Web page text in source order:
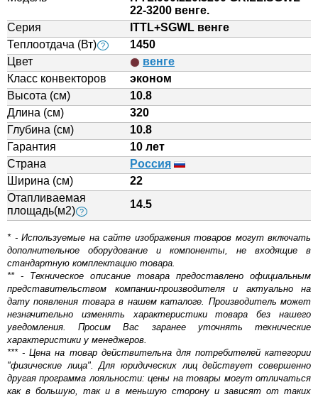
22-3200 венге.
Серия
ITTL+SGWL венге
Теплоотдача (Вт) ?
1450
Цвет
венге
Класс конвекторов
эконом
Высота (см)
10.8
Длина (см)
320
Глубина (см)
10.8
Гарантия
10 лет
Страна
Россия
Ширина (см)
22
Отапливаемая
площадь(м2) ?
14.5
* - Используемые на сайте изображения товаров могут включать
дополнительное оборудование и компоненты, не входящие в
стандартную комплектацию товара.
** - Техническое описание товара предоставлено официальным
представительством компании-производителя и актуально на
дату появления товара в нашем каталоге. Производитель может
незначительно изменять характеристики товара без нашего
уведомления. Просим Вас заранее уточнять технические
характеристики у менеджеров.
*** - Цена на товар действительна для потребителей категории
"физические лица". Для юридических лиц действует совершенно
другая программа лояльности: цены на товары могут отличаться
как в большую, так и в меньшую сторону и зависят от таких